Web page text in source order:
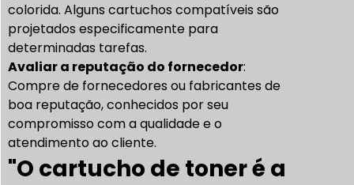
colorida. Alguns cartuchos compatíveis são
projetados especificamente para
determinadas tarefas.
Avaliar a reputação do fornecedor:
Compre de fornecedores ou fabricantes de
boa reputação, conhecidos por seu
compromisso com a qualidade e o
atendimento ao cliente.
"O cartucho de toner é a